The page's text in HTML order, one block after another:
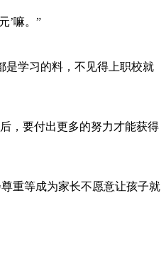
’嘛。”
学习的料，不见得上职校就
，要付出更多的努力才能获得
重等成为家长不愿意让孩子就